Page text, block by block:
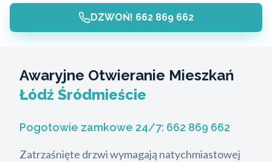
DZWOŃ! 662 869 662
Awaryjne Otwieranie Mieszkań
Łódź Śródmieście
Pogotowie zamkowe 24/7: 662 869 662
Zatrzaśnięte drzwi wymagają natychmiastowej